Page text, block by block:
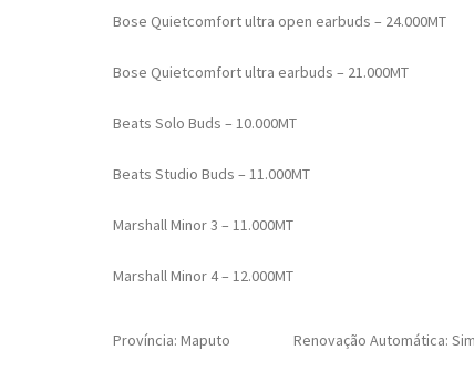
Bose Quietcomfort ultra open earbuds – 24.000MT
Bose Quietcomfort ultra earbuds – 21.000MT
Beats Solo Buds – 10.000MT
Beats Studio Buds – 11.000MT
Marshall Minor 3 – 11.000MT
Marshall Minor 4 – 12.000MT
Província: Maputo Renovação Automática: Sim